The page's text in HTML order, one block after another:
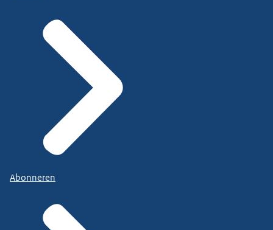
Abonneren